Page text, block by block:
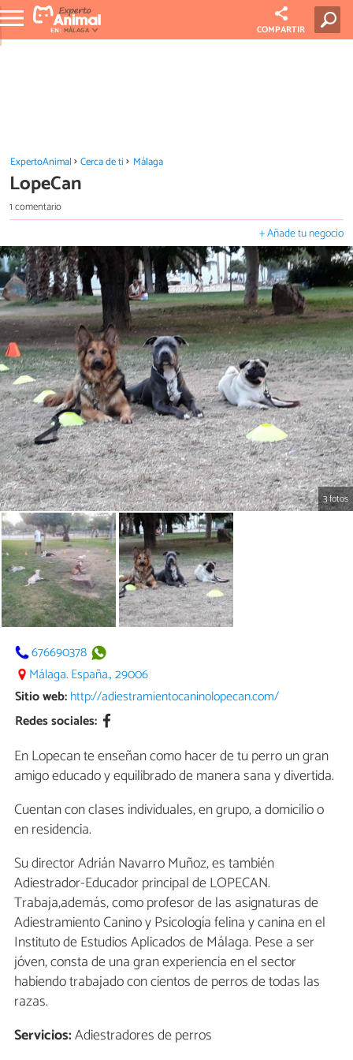
EN: MÁLAGA COMPARTIR
ExpertoAnimal Cerca de ti Málaga
LopeCan
1 comentario
+ Añade tu negocio
3 fotos
676690378
Málaga. España., 29006
Sitio web:http://adiestramientocaninolopecan.com/
Redes sociales:
En Lopecan te enseñan como hacer de tu perro un gran
amigo educado y equilibrado de manera sana y divertida.
Cuentan con clases individuales, en grupo, a domicilio o
en residencia.
Su director Adrián Navarro Muñoz, es también
Adiestrador-Educador principal de LOPECAN.
Trabaja,además, como profesor de las asignaturas de
Adiestramiento Canino y Psicología felina y canina en el
Instituto de Estudios Aplicados de Málaga. Pese a ser
jóven, consta de una gran experiencia en el sector
habiendo trabajado con cientos de perros de todas las
razas.
Servicios:Adiestradores de perros